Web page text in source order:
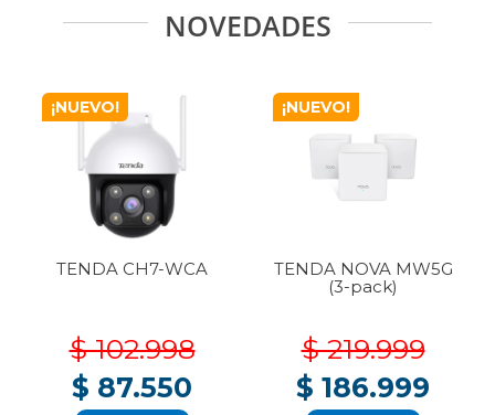
NOVEDADES
¡NUEVO!
TENDA CH7-WCA
$ 102.998
$ 87.550
¡NUEVO!
TENDA NOVA MW5G
(3-pack)
$ 219.999
$ 186.999